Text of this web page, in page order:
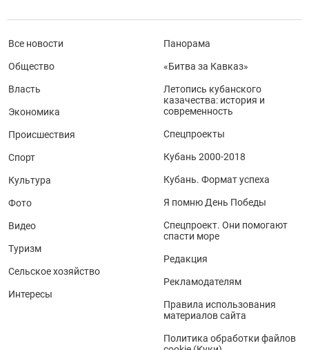
Все новости
Общество
Власть
Экономика
Происшествия
Спорт
Культура
Фото
Видео
Туризм
Сельское хозяйство
Интересы
Панорама
«Битва за Кавказ»
Летопись кубанского
казачества: история и
современность
Спецпроекты
Кубань 2000-2018
Кубань. Формат успеха
Я помню День Победы
Спецпроект. Они помогают
спасти море
Редакция
Рекламодателям
Правила использования
материалов сайта
Политика обработки файлов